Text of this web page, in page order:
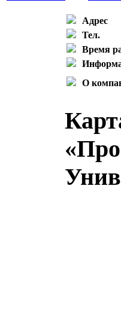
Адрес
Тел.
Время
О
«